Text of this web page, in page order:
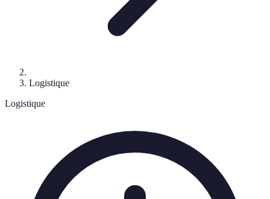
Logistique
Logistique